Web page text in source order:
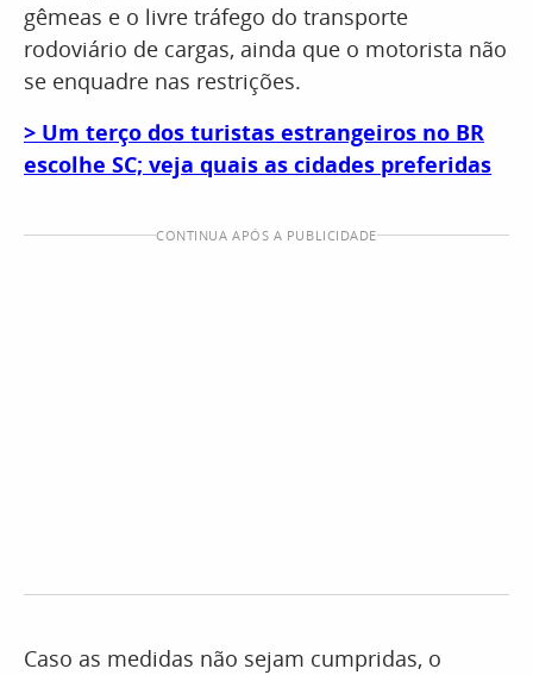
gêmeas e o livre tráfego do transporte
rodoviário de cargas, ainda que o motorista não
se enquadre nas restrições.
> Um terço dos turistas estrangeiros no BR
escolhe SC; veja quais as cidades preferidas
CONTINUA APÓS A PUBLICIDADE
Caso as medidas não sejam cumpridas, o